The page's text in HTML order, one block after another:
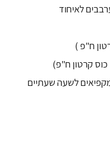
לאיחוד
לשעה שעתיים